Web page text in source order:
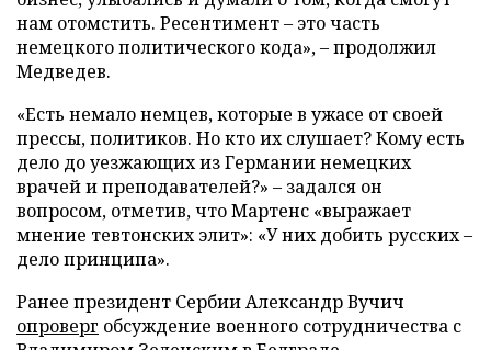
нам отомстить. Ресентимент – это часть
немецкого политического кода», – продолжил
Медведев.
«Есть немало немцев, которые в ужасе от своей
прессы, политиков. Но кто их слушает? Кому есть
дело до уезжающих из Германии немецких
врачей и преподавателей?» – задался он
вопросом, отметив, что Мартенс «выражает
мнение тевтонских элит»: «У них добить русских –
дело принципа».
Ранее президент Сербии Александр Вучич
опроверг обсуждение военного сотрудничества с